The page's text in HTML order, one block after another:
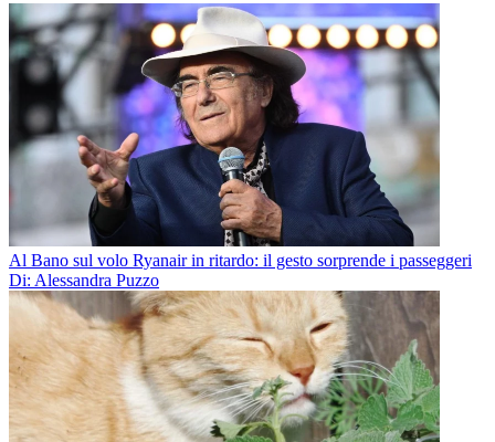
Al Bano sul volo Ryanair in ritardo: il gesto sorprende i passeggeri
Di: Alessandra Puzzo